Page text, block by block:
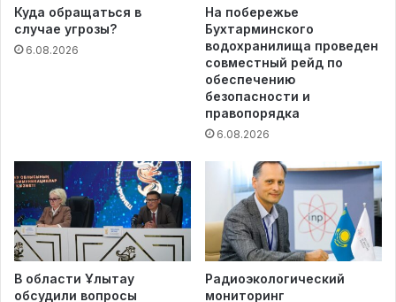
Куда обращаться в
случае угрозы?
6.08.2026
На побережье
Бухтарминского
водохранилища проведен
совместный рейд по
обеспечению
безопасности и
правопорядка
6.08.2026
В области Ұлытау
обсудили вопросы
Радиоэкологический
мониторинг